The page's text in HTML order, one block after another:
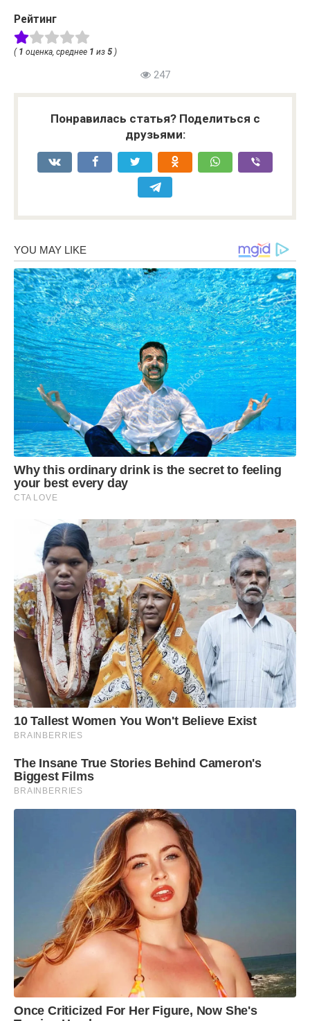
Рейтинг
( 1 оценка, среднее 1 из 5 )
247
Понравилась статья? Поделиться с
друзьями: